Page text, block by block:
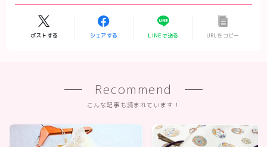
ポストする シェアする LINEで送る URLをコピー
Recommend
こんな記事も読まれています！